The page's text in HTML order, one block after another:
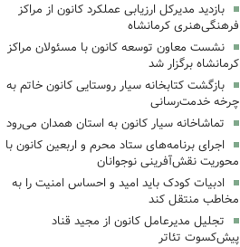
بازدید مدیرکل ارزیابی عملکرد کانون از مراکز
فرهنگی‌هنری کرمانشاه
نشست معاون توسعه کانون با مسئولان مراکز
کرمانشاه برگزار شد
بازگشت کتابخانه سیار روستایی کانون خاتم به
چرخه خدمت‌رسانی
تماشاخانه سیار کانون به استان همدان می‌رود
اجرای برنامه‌های ستاد محرم و اربعین کانون با
محوریت نقش‌آفرینی نوجوانان
ادبیات کودک باید امید و احساس امنیت را به
مخاطب منتقل کند
تجلیل مدیرعامل کانون از مجید قناد
پیش‌کسوت تئاتر